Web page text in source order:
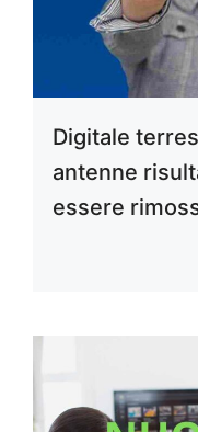
Digitale
antenne
essere